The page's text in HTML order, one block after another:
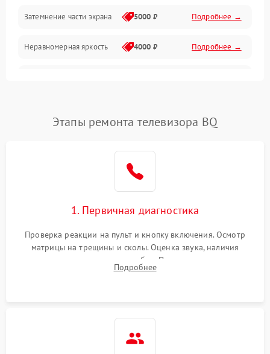
Механические повреждения
Программное обеспечение
Сеть и подключения
Затемнение части экрана 5000 ₽ Подробнее →
Неравномерная яркость 4000 ₽ Подробнее →
Этапы ремонта телевизора BQ
1. Первичная диагностика
Проверка реакции на пульт и кнопку включения. Осмотр
матрицы на трещины и сколы. Оценка звука, наличия
подсветки и индикаторов ошибок. Подключение тестовых
источников сигнала для выявления симптомов поломки.
Подробнее